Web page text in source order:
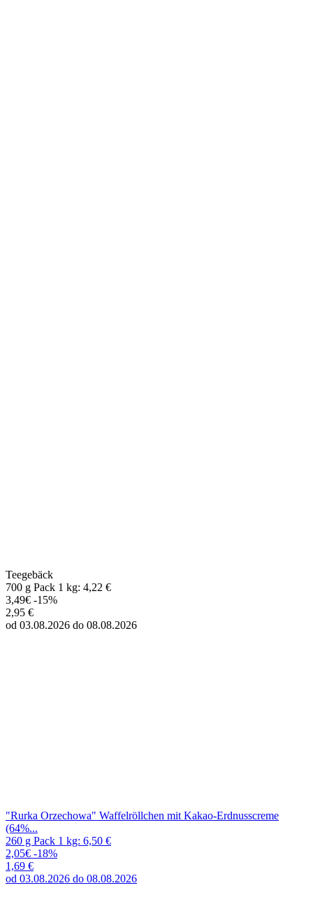
Teegebäck
700 g Pack 1 kg: 4,22 €
3,49€ -15%
2,95 €
od 03.08.2026 do 08.08.2026
"Rurka Orzechowa" Waffelröllchen mit Kakao-Erdnusscreme
(64%...
260 g Pack 1 kg: 6,50 €
2,05€ -18%
1,69 €
od 03.08.2026 do 08.08.2026